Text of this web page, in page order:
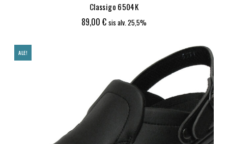
Classigo 6504K
89,00 € sis alv. 25,5%
ALE!